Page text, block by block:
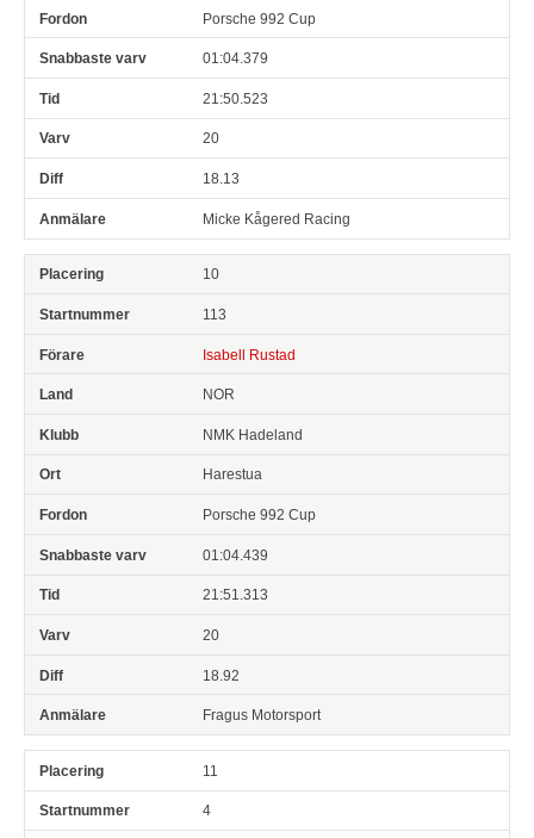
Porsche 992 Cup
01:04.379
21:50.523
20
18.13
Micke Kågered Racing
10
113
Isabell Rustad
NOR
NMK Hadeland
Harestua
Porsche 992 Cup
01:04.439
21:51.313
20
18.92
Fragus Motorsport
11
4